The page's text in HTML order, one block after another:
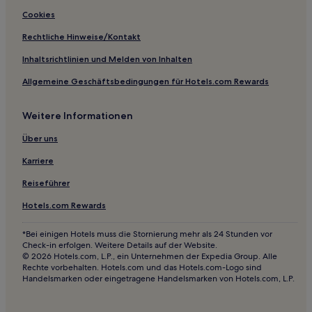
Hotels mit Parkplatz in Gemeinde Orust
Haustierfreundliche in Henån
Haustierfreundliche in Karlsborg
Haustierfreundliche in Skövde
Hotels mit inbegriffenem Frühstück in Skövde
Hotels mit Parkplatz in Gamla staden
Haustierfreundliche in Munkedal
Haustierfreundliche in Hova
Haustierfreundliche in Götene
3-Sterne-Hotels in Borås
Cookies
Rechtliche Hinweise/Kontakt
Inhaltsrichtlinien und Melden von Inhalten
Allgemeine Geschäftsbedingungen für Hotels.com Rewards
Weitere Informationen
Über uns
Karriere
Reiseführer
Hotels.com Rewards
*Bei einigen Hotels muss die Stornierung mehr als 24 Stunden vor
Check-in erfolgen. Weitere Details auf der Website.
© 2026 Hotels.com, L.P., ein Unternehmen der Expedia Group. Alle
Rechte vorbehalten. Hotels.com und das Hotels.com-Logo sind
Handelsmarken oder eingetragene Handelsmarken von Hotels.com, L.P.